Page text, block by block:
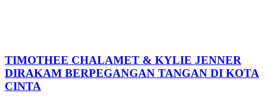
TIMOTHEE CHALAMET & KYLIE JENNER
DIRAKAM BERPEGANGAN TANGAN DI KOTA
CINTA